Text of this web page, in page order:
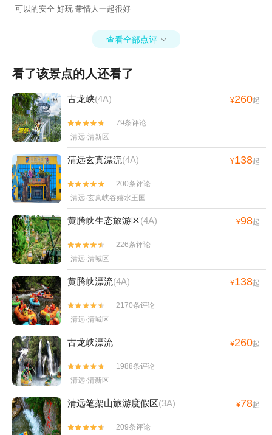
可以的安全 好玩 带情人一起很好
查看全部点评 
看了该景点的人还看了
古龙峡(4A) ¥260起


79条评论
清远·清新区
清远玄真漂流(4A) ¥138起


200条评论
清远·玄真峡谷嬉水王国
黄腾峡生态旅游区(4A) ¥98起


226条评论
清远·清城区
黄腾峡漂流(4A) ¥138起


2170条评论
清远·清城区
古龙峡漂流 ¥260起


1988条评论
清远·清新区
清远笔架山旅游度假区(3A) ¥78起

 209条评论